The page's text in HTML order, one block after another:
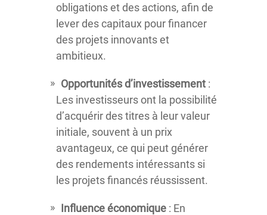
obligations et des actions, afin de
lever des capitaux pour financer
des projets innovants et
ambitieux.
Opportunités d’investissement :
Les investisseurs ont la possibilité
d’acquérir des titres à leur valeur
initiale, souvent à un prix
avantageux, ce qui peut générer
des rendements intéressants si
les projets financés réussissent.
Influence économique : En